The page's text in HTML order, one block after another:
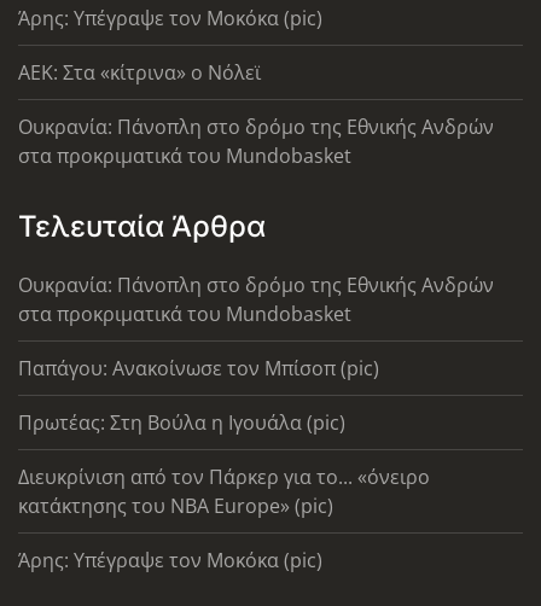
Άρης: Υπέγραψε τον Μοκόκα (pic)
AEK: Στα «κίτρινα» ο Νόλεϊ
Ουκρανία: Πάνοπλη στο δρόμο της Εθνικής Ανδρών
στα προκριματικά του Mundobasket
Τελευταία Άρθρα
Ουκρανία: Πάνοπλη στο δρόμο της Εθνικής Ανδρών
στα προκριματικά του Mundobasket
Παπάγου: Ανακοίνωσε τον Μπίσοπ (pic)
Πρωτέας: Στη Βούλα η Ιγουάλα (pic)
Διευκρίνιση από τον Πάρκερ για το... «όνειρο
κατάκτησης του ΝΒΑ Europe» (pic)
Άρης: Υπέγραψε τον Μοκόκα (pic)